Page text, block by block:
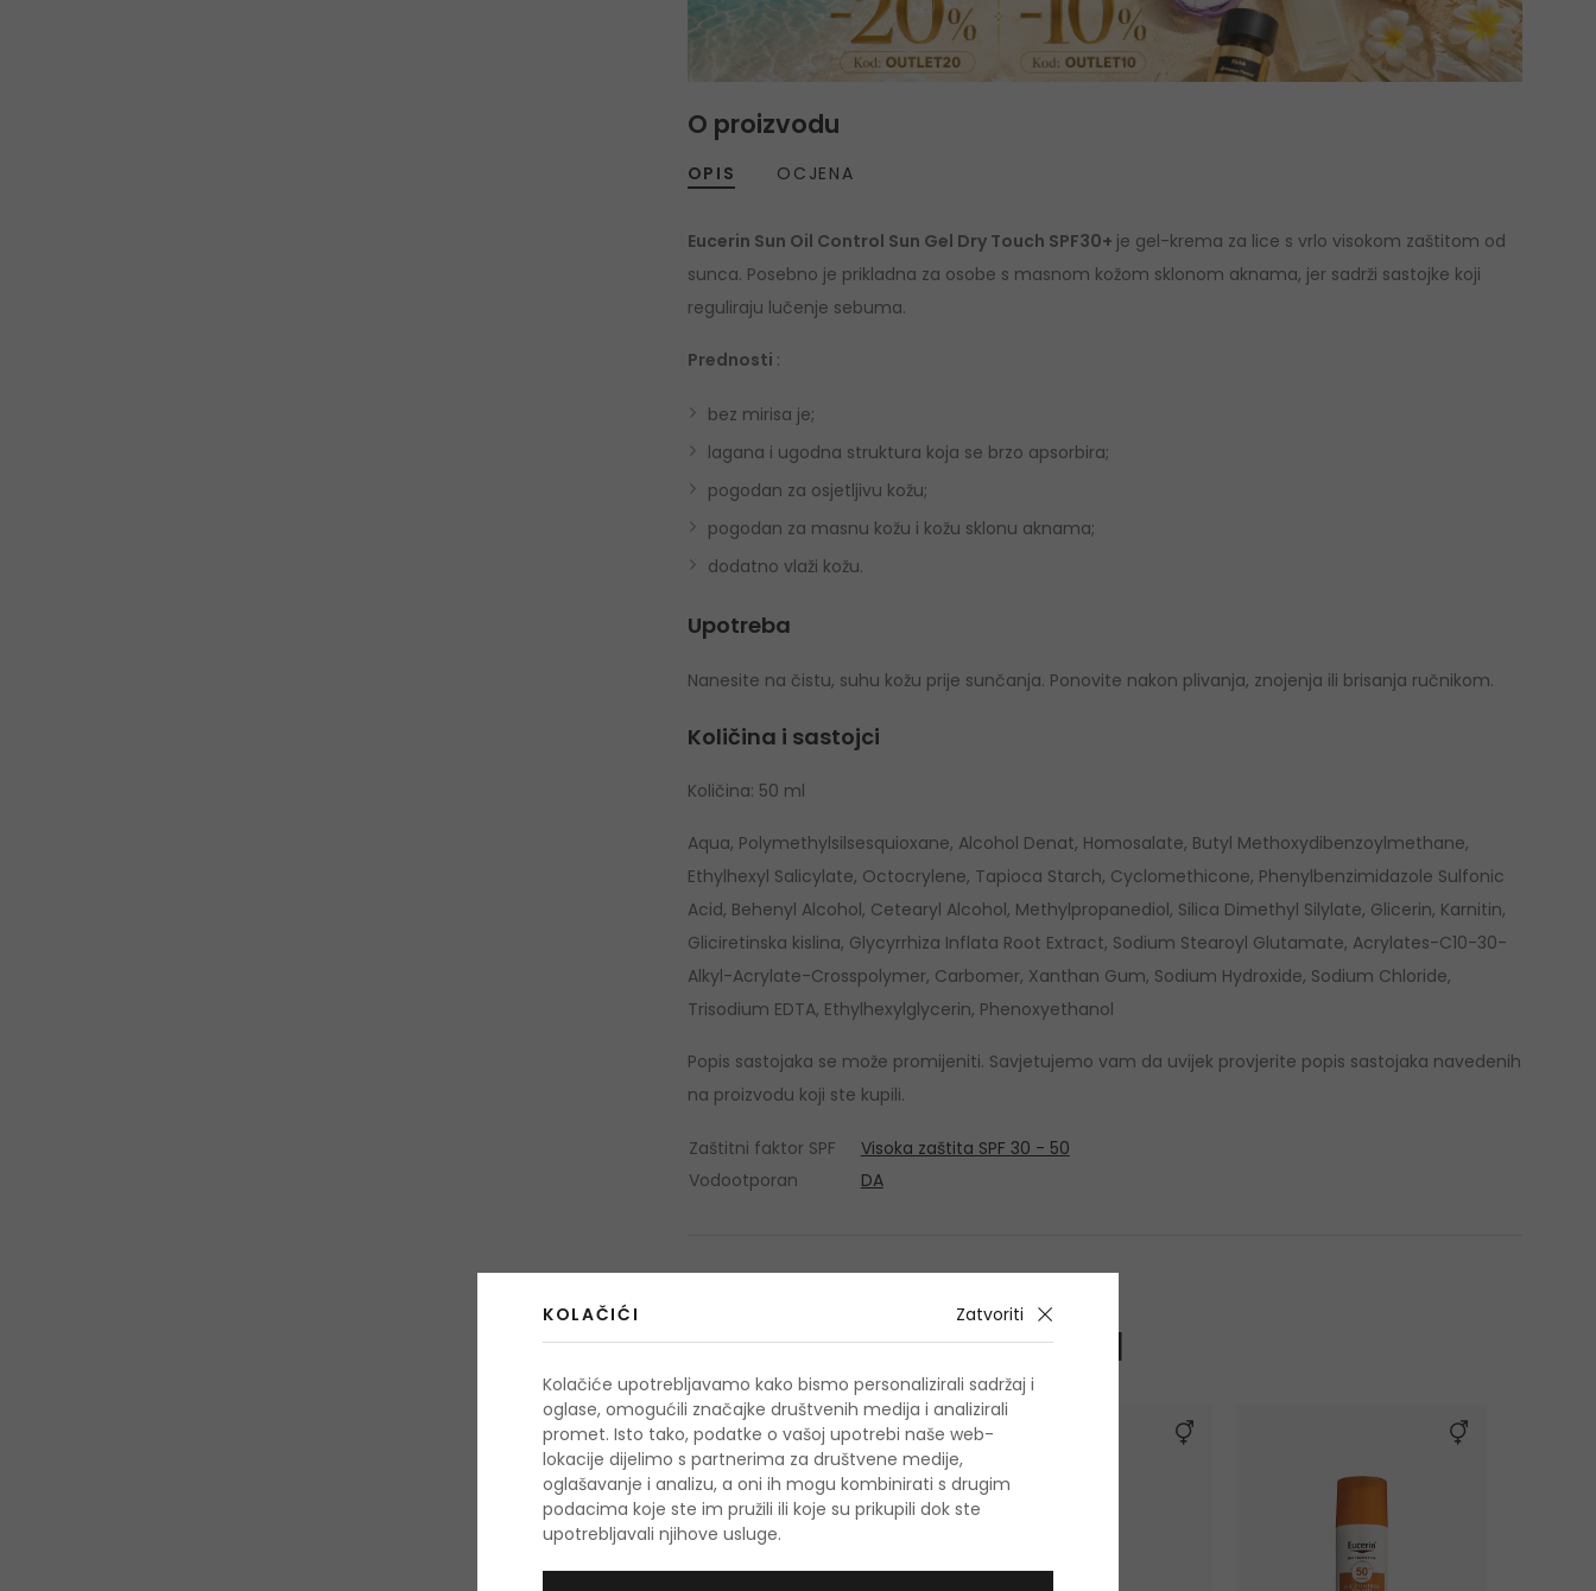
O proizvodu
OPIS
Eucerin Sun Oil Control Sun Gel Dry Touch SPF30+ je gel-krema za lice s vrlo visokom zaštitom od
sunca. Posebno je prikladna za osobe s masnom kožom sklonom aknama, jer sadrži sastojke koji
reguliraju lučenje sebuma.
Prednosti :
bez mirisa je;
lagana i ugodna struktura koja se brzo apsorbira;
pogodan za osjetljivu kožu;
pogodan za masnu kožu i kožu sklonu aknama;
dodatno vlaži kožu.
Upotreba
Nanesite na čistu, suhu kožu prije sunčanja. Ponovite nakon plivanja, znojenja ili brisanja ručnikom.
Količina i sastojci
Količina: 50 ml
Aqua, Polymethylsilsesquioxane, Alcohol Denat, Homosalate, Butyl Methoxydibenzoylmethane,
Ethylhexyl Salicylate, Octocrylene, Tapioca Starch, Cyclomethicone, Phenylbenzimidazole Sulfonic
Acid, Behenyl Alcohol, Cetearyl Alcohol, Methylpropanediol, Silica Dimethyl Silylate, Glicerin, Karnitin,
Gliciretinska kislina, Glycyrrhiza Inflata Root Extract, Sodium Stearoyl Glutamate, Acrylates-C10-30-
Alkyl-Acrylate-Crosspolymer, Carbomer, Xanthan Gum, Sodium Hydroxide, Sodium Chloride,
Trisodium EDTA, Ethylhexylglycerin, Phenoxyethanol
Popis sastojaka se može promijeniti. Savjetujemo vam da uvijek provjerite popis sastojaka navedenih
na proizvodu koji ste kupili.
Zaštitni faktor SPF
Visoka zaštita SPF 30 - 50
Vodootporan
DA
OCJENA
OSTALI PROIZVODI IZ ASORTIMANA
Eucerin Sun Oil Control
KOLAČIĆI Zatvoriti
Kolačiće upotrebljavamo kako bismo personalizirali sadržaj i
oglase, omogućili značajke društvenih medija i analizirali
promet. Isto tako, podatke o vašoj upotrebi naše web-
lokacije dijelimo s partnerima za društvene medije,
oglašavanje i analizu, a oni ih mogu kombinirati s drugim
podacima koje ste im pružili ili koje su prikupili dok ste
upotrebljavali njihove usluge.